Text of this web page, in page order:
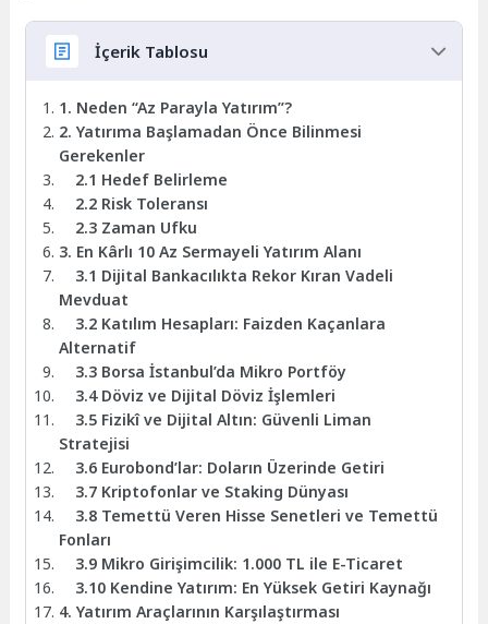
İçerik Tablosu
1. Neden “Az Parayla Yatırım”?
2. Yatırıma Başlamadan Önce Bilinmesi
Gerekenler
2.1 Hedef Belirleme
2.2 Risk Toleransı
2.3 Zaman Ufku
3. En Kârlı 10 Az Sermayeli Yatırım Alanı
3.1 Dijital Bankacılıkta Rekor Kıran Vadeli
Mevduat
3.2 Katılım Hesapları: Faizden Kaçanlara
Alternatif
3.3 Borsa İstanbul’da Mikro Portföy
3.4 Döviz ve Dijital Döviz İşlemleri
3.5 Fizikî ve Dijital Altın: Güvenli Liman
Stratejisi
3.6 Eurobond’lar: Doların Üzerinde Getiri
3.7 Kriptofonlar ve Staking Dünyası
3.8 Temettü Veren Hisse Senetleri ve Temettü
Fonları
3.9 Mikro Girişimcilik: 1.000 TL ile E-Ticaret
3.10 Kendine Yatırım: En Yüksek Getiri Kaynağı
4. Yatırım Araçlarının Karşılaştırması